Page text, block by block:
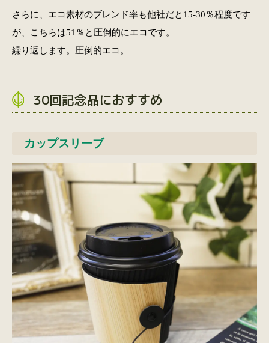
さらに、エコ素材のブレンド率も他社だと15-30％程度です
が、こちらは51％と圧倒的にエコです。
繰り返します。圧倒的エコ。
30回記念品におすすめ
カップスリーブ